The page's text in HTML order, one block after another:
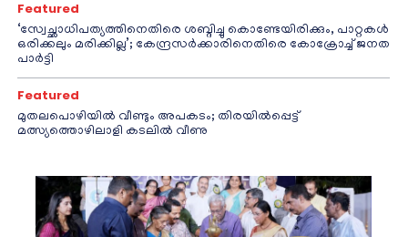
Featured
‘സ്വേച്ഛാധിപത്യത്തിനെതിരെ ശബ്ദിച്ചു കൊണ്ടേയിരിക്കും, പാറ്റകൾ
ഒരിക്കലും മരിക്കില്ല’; കേന്ദ്രസർക്കാരിനെതിരെ കോക്രോച്ച് ജനത
പാർട്ടി
Featured
മുതലപൊഴിയിൽ വീണ്ടും അപകടം; തിരയിൽപ്പെട്ട്
മത്സ്യത്തൊഴിലാളി കടലിൽ വീണു